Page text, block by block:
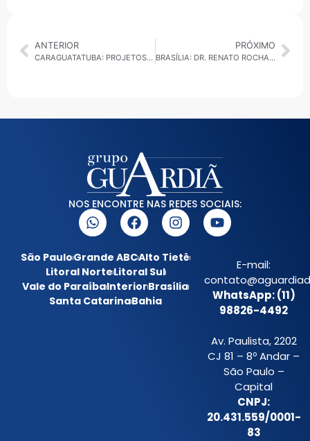
ANTERIOR
CARAGUATATUBA: PROJETOS VOLTADOS À INCLUSÃO DE PESSOAS COM TEA APROVADOS
PRÓXIMO
BRASÍLIA: DR. RENATO ROCHA, O ADVOGADO DO POVO, ESTREIA “JUSTIÇA PARA TODOS” NA RÁDIO A GUARDIÃ DA NOTÍCIA
NOS ENCONTRE NAS REDES SOCIAIS:
São PauloGrande ABCAlto Tietê
Litoral NorteLitoral Sul
Vale do ParaíbaInteriorBrasília
Santa CatarinaBahia
E-mail:
WhatsApp: (11)
98826-4492
Av. Paulista, 2202
CJ 81 – 8º Andar –
São Paulo –
Capital
CNPJ:
20.431.559/0001-
83